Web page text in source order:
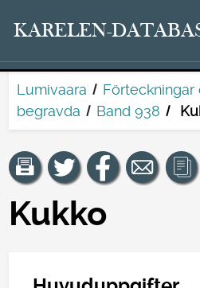
KARELEN-
Lumivaara
begravda
Band 938
Kukko